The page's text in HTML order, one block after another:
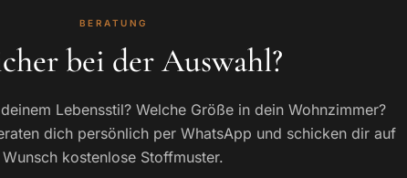
BERATUNG
bei der Auswahl?
Lebensstil? Welche Größe in dein Wohnzimmer?
dich persönlich per WhatsApp und schicken dir auf
Wunsch kostenlose Stoffmuster.